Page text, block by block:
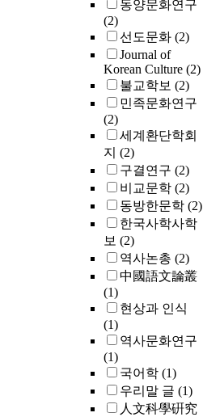
동양문화연구
(2)
선도문화 (2)
Journal of
Korean Culture (2)
불교학보 (2)
민족문화연구
(2)
세계환단학회
지 (2)
구결연구 (2)
비교문학 (2)
동방한문학 (2)
한국사학사학
보 (2)
역사논총 (2)
中國語文論叢
(1)
현상과 인식
(1)
역사문화연구
(1)
국어학 (1)
우리말 글 (1)
人文科學硏究